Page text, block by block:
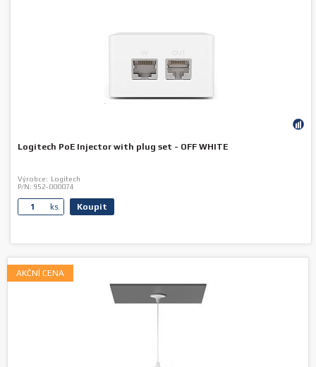
Logitech PoE Injector with plug set - OFF WHITE
Výrobce: Logitech
P/N: 952-000074
ks. Koupit
AKČNÍ CENA